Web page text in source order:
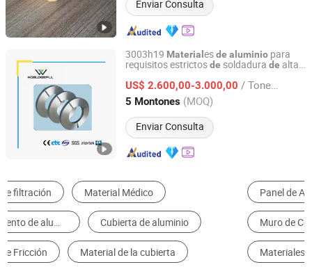
Enviar Consulta
3003h19 Material esde aluminio para
requisitos estrictosde soldadura de alta
aluminio
US$ 2.600,00-3.000,00 / Tonelada
5 Montones (MOQ)
Enviar Consulta
Shanghai Wonderful Materials Factory Co., Ltd.
Shanghai, China Desde 2022
Panel de Aluminio Compuesto
Muro de Cortina Papel de Aluminio
Materiales Compuestos de Embalaje Teja